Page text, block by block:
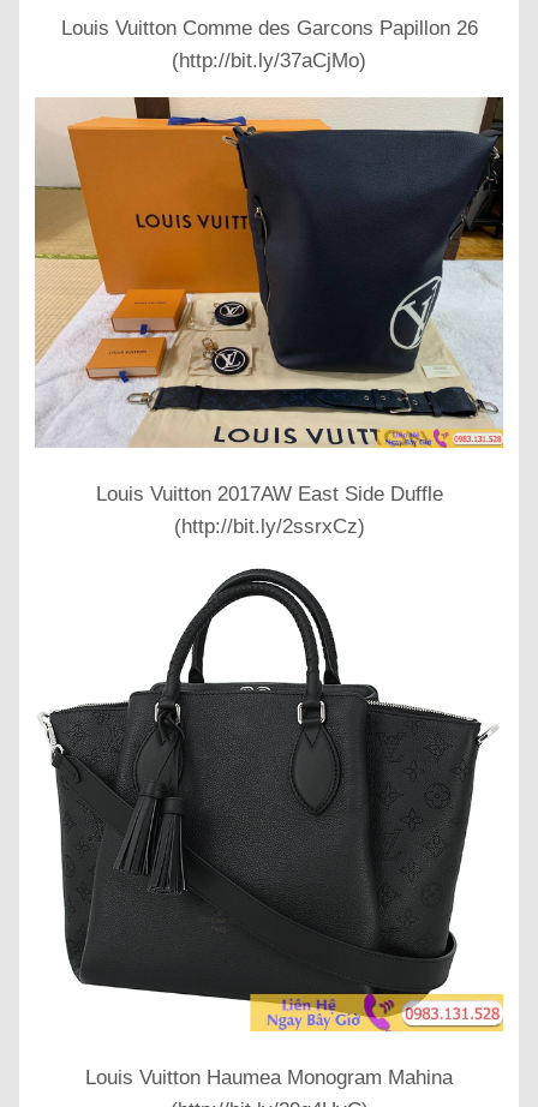
Louis Vuitton Comme des Garcons Papillon 26
(http://bit.ly/37aCjMo)
Louis Vuitton 2017AW East Side Duffle
(http://bit.ly/2ssrxCz)
Louis Vuitton Haumea Monogram Mahina